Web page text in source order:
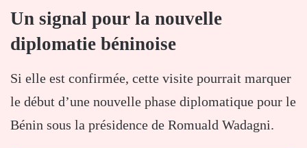
Un signal pour la nouvelle
diplomatie béninoise
Si elle est confirmée, cette visite pourrait marquer
le début d’une nouvelle phase diplomatique pour le
Bénin sous la présidence de Romuald Wadagni.